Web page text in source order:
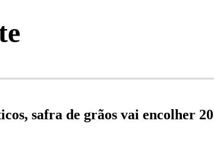
safra de grãos vai encolher